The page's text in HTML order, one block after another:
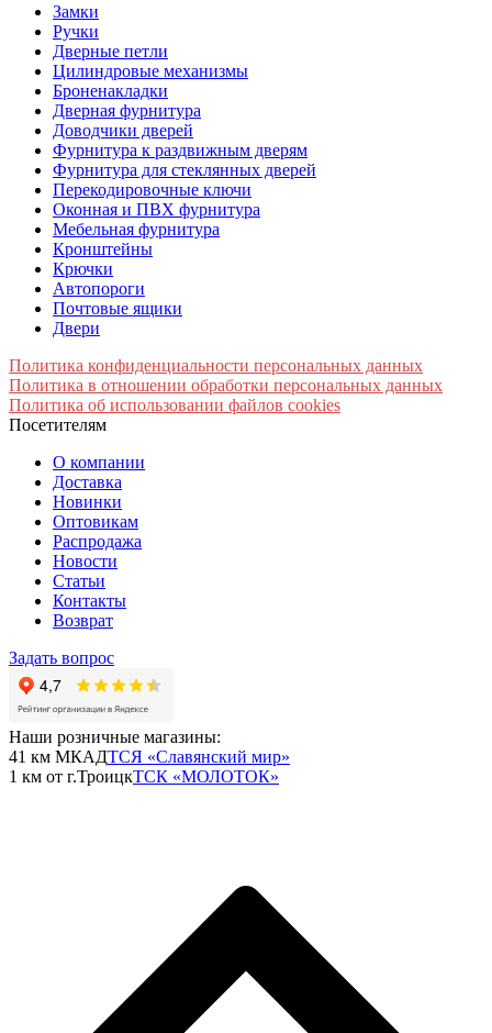
Замки
Ручки
Дверные петли
Цилиндровые механизмы
Броненакладки
Дверная фурнитура
Доводчики дверей
Фурнитура к раздвижным дверям
Фурнитура для стеклянных дверей
Перекодировочные ключи
Оконная и ПВХ фурнитура
Мебельная фурнитура
Кронштейны
Крючки
Автопороги
Почтовые ящики
Двери
Политика конфиденциальности персональных данных
Политика в отношении обработки персональных данных
Политика об использовании файлов cookies
Посетителям
О компании
Доставка
Новинки
Оптовикам
Распродажа
Новости
Статьи
Контакты
Возврат
Задать вопрос
Наши розничные магазины:
41 км МКАДТСЯ «Славянский мир»
1 км от г.ТроицкТСК «МОЛОТОК»